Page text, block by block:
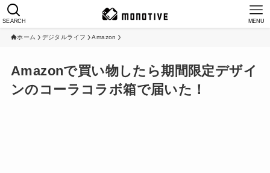
SEARCH MENU
ホーム デジタルライフ Amazon
Amazonで買い物したら期間限定デザイ
ンのコーラコラボ箱で届いた！